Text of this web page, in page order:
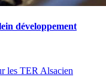
développement